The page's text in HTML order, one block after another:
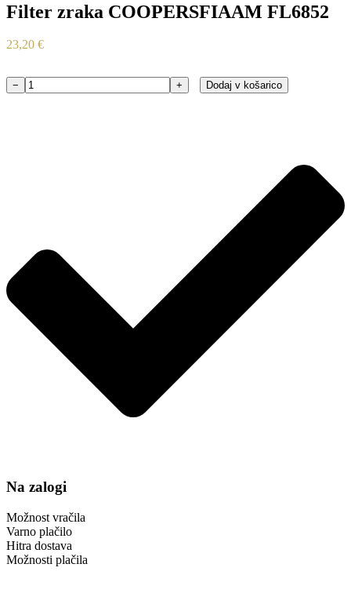
Filter zraka COOPERSFIAAM FL6852
23,20 €
Filter
− + Dodaj v košarico
Na zalogi
Možnost vračila
Varno plačilo
Hitra dostava
Možnosti plačila